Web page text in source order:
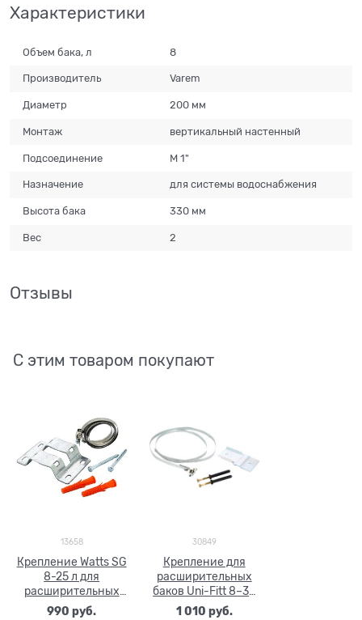
Характеристики
Объем бака, л 8
Производитель Varem
Диаметр 200 мм
Монтаж вертикальный настенный
Подсоединение М 1"
Назначение для системы водоснабжения
Высота бака 330 мм
Вес 2
Отзывы
С этим товаром покупают
13658
Крепление Watts SG
8-25 л для
расширительных
баков
990 руб.
30849
Крепление для
расширительных
баков Uni-Fitt 8–35
литров
1 010 руб.